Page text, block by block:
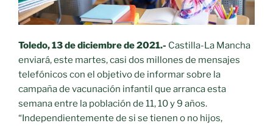
Toledo, 13 de diciembre de 2021.- Castilla-La Mancha
enviará, este martes, casi dos millones de mensajes
telefónicos con el objetivo de informar sobre la
campaña de vacunación infantil que arranca esta
semana entre la población de 11, 10 y 9 años.
“Independientemente de si se tienen o no hijos,